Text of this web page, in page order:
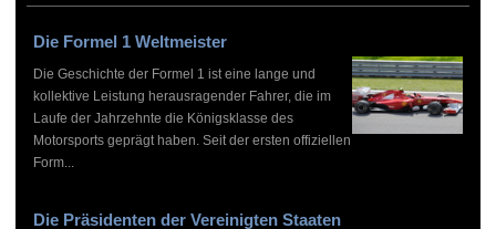
Die Formel 1 Weltmeister
Die Geschichte der Formel 1 ist eine lange und
kollektive Leistung herausragender Fahrer, die im
Laufe der Jahrzehnte die Königsklasse des
Motorsports geprägt haben. Seit der ersten offiziellen
Form...
Die Präsidenten der Vereinigten Staaten